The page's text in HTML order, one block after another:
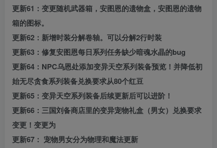
更新61：变更随机武器箱，安图恩的遗物盒，安图恩的遗物
箱的图标。
更新62：新增时装分解卷轴。可以分解2行时装
更新63：修复安图恩每日系列任务缺少暗魂水晶的bug
更新64：NPC乌恩处添加变异天空系列装备预览！并降低初
始无尽贪食系列装备兑换要求从80个红豆
更新65：变异天空系列装备后续更新后可以进阶！
更新66：三国刘备商店里的变异宠物礼盒（男女）兑换要求
变更！变更为
更新67： 宠物男女分为物理和魔法更新